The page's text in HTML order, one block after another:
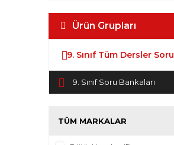
Ürün Grupları
9. Sınıf Tüm Dersler Soru
9. Sınıf Soru Bankaları
TÜM MARKALAR